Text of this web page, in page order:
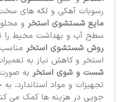
رسوبات آهکی و لکه های
مایع شستشوی استخرو
سطح آب و بهداشت محیط را
روش شستشوی استخرمناسب
استخر و کاهش نیاز به
شست و شوی استخربه صورت
تجهیزات و مواد استاندارد،
جویی در هزینه ها کمک می